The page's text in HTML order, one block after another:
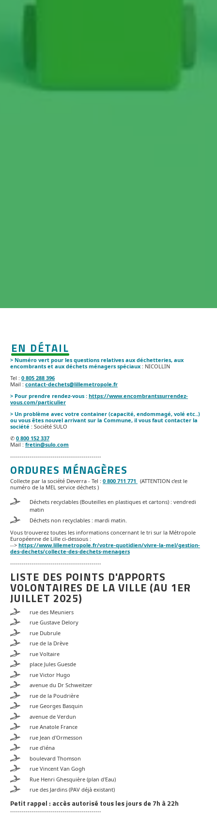
EN DÉTAIL
> Numéro vert pour les questions relatives aux déchetteries, aux
encombrants et aux déchets ménagers spéciaux : NICOLLIN
Tel : 0 805 288 396
Mail : contact-dechets@lillemetropole.fr
> Pour prendre rendez-vous : https://www.encombrantssurrendez-
vous.com/particulier
> Un problème avec votre container (capacité, endommagé, volé etc..)
ou vous êtes nouvel arrivant sur la Commune, il vous faut contacter la
société : Société SULO
✆ 0 800 152 337
Mail : fretin@sulo.com
-----------------------------------------------
ORDURES MÉNAGÈRES
Collecte par la société Deverra - Tel : 0 800 711 771 (ATTENTION c’est le
numéro de la MEL service déchets )
Déchets recyclables (Bouteilles en plastiques et cartons) : vendredi
matin
Déchets non recyclables : mardi matin.
Vous trouverez toutes les informations concernant le tri sur la Métropole
Européenne de Lille ci-dessous :
--> https://www.lillemetropole.fr/votre-quotidien/vivre-la-mel/gestion-
des-dechets/collecte-des-dechets-menagers
-----------------------------------------------
LISTE DES POINTS D'APPORTS
VOLONTAIRES DE LA VILLE (AU 1ER
JUILLET 2025)
rue des Meuniers
rue Gustave Delory
rue Dubrule
rue de la Drève
rue Voltaire
place Jules Guesde
rue Victor Hugo
avenue du Dr Schweitzer
rue de la Poudrière
rue Georges Basquin
avenue de Verdun
rue Anatole France
rue Jean d'Ormesson
rue d'iéna
boulevard Thomson
rue Vincent Van Gogh
Rue Henri Ghesquière (plan d'Eau)
rue des Jardins (PAV déjà existant)
Petit rappel : accès autorisé tous les jours de 7h à 22h
-----------------------------------------------